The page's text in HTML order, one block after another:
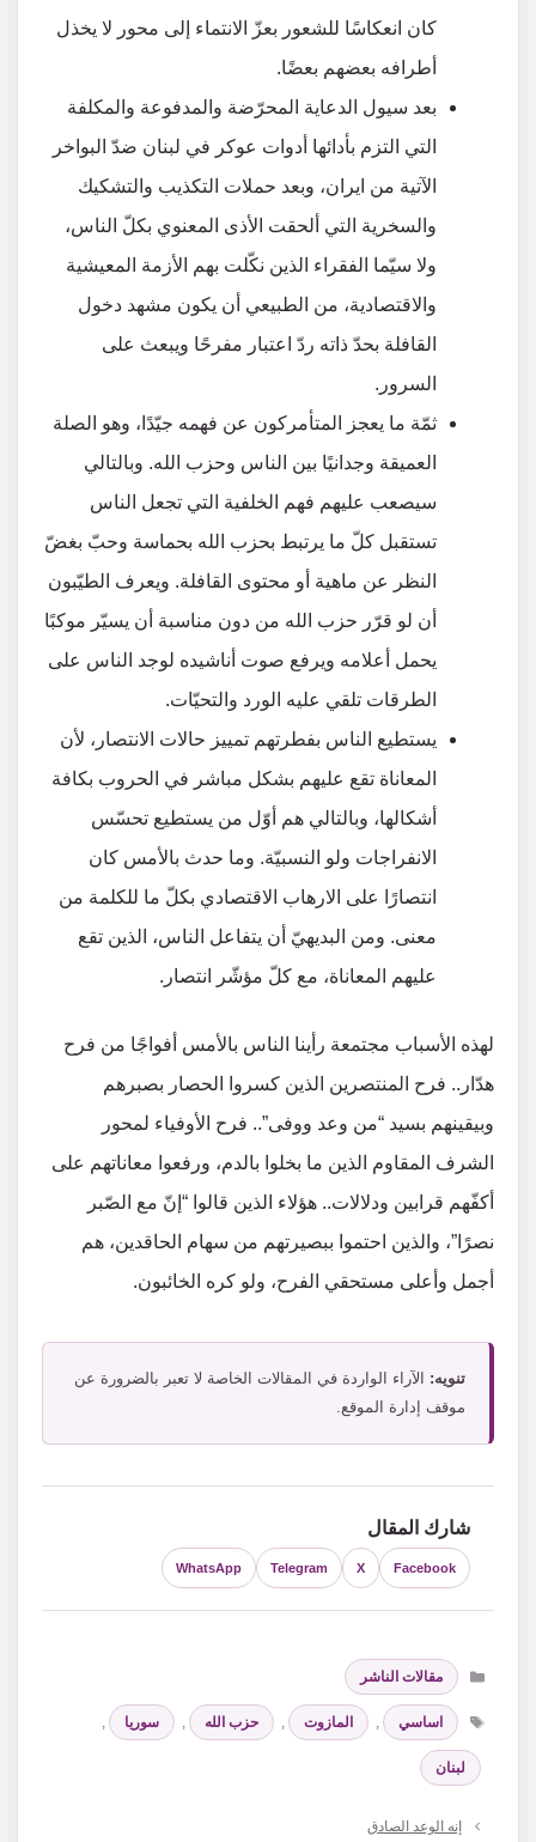
كان انعكاسًا للشعور بعزّ الانتماء إلى محور لا يخذل
أطرافه بعضهم بعضًا.
بعد سيول الدعاية المحرّضة والمدفوعة والمكلفة
التي التزم بأدائها أدوات عوكر في لبنان ضدّ البواخر
الآتية من ايران، وبعد حملات التكذيب والتشكيك
والسخرية التي ألحقت الأذى المعنوي بكلّ الناس،
ولا سيّما الفقراء الذين نكّلت بهم الأزمة المعيشية
والاقتصادية، من الطبيعي أن يكون مشهد دخول
القافلة بحدّ ذاته ردّ اعتبار مفرحًا ويبعث على
السرور.
ثمّة ما يعجز المتأمركون عن فهمه جيّدًا، وهو الصلة
العميقة وجدانيًا بين الناس وحزب الله. وبالتالي
سيصعب عليهم فهم الخلفية التي تجعل الناس
تستقبل كلّ ما يرتبط بحزب الله بحماسة وحبّ بغضّ
النظر عن ماهية أو محتوى القافلة. ويعرف الطيّبون
أن لو قرّر حزب الله من دون مناسبة أن يسيّر موكبًا
يحمل أعلامه ويرفع صوت أناشيده لوجد الناس على
الطرقات تلقي عليه الورد والتحيّات.
يستطيع الناس بفطرتهم تمييز حالات الانتصار، لأن
المعاناة تقع عليهم بشكل مباشر في الحروب بكافة
أشكالها، وبالتالي هم أوّل من يستطيع تحسّس
الانفراجات ولو النسبيّة. وما حدث بالأمس كان
انتصارًا على الارهاب الاقتصادي بكلّ ما للكلمة من
معنى. ومن البديهيّ أن يتفاعل الناس، الذين تقع
عليهم المعاناة، مع كلّ مؤشّر انتصار.
لهذه الأسباب مجتمعة رأينا الناس بالأمس أفواجًا من فرح
هدّار.. فرح المنتصرين الذين كسروا الحصار بصبرهم
وبيقينهم بسيد “من وعد ووفى”.. فرح الأوفياء لمحور
الشرف المقاوم الذين ما بخلوا بالدم، ورفعوا معاناتهم على
أكفّهم قرابين ودلالات.. هؤلاء الذين قالوا “إنّ مع الصّبر
نصرًا”، والذين احتموا ببصيرتهم من سهام الحاقدين، هم
أجمل وأعلى مستحقي الفرح، ولو كره الخائبون.
تنويه: الآراء الواردة في المقالات الخاصة لا تعبر بالضرورة عن
موقف إدارة الموقع.
شارك المقال
Facebook
X
Telegram
WhatsApp
التصنيفات
مقالات الناشر
الوسوم
اساسي , المازوت , حزب الله , سوريا ,
لبنان
إنه الوعد الصادق